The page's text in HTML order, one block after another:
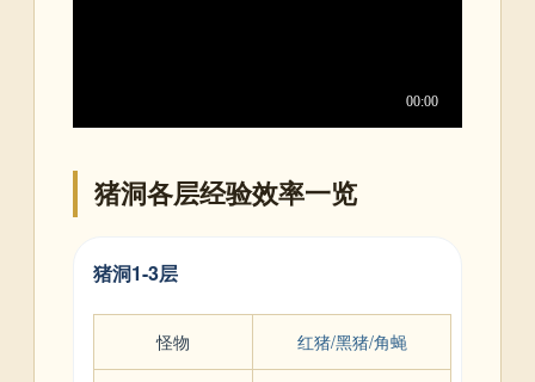
猪洞各层经验效率一览
猪洞1-3层
怪物 红猪/黑猪/角蝇